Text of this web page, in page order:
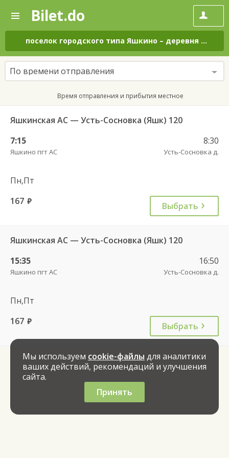
—
Поиск
и
покупка
билетов
на
автобус
онлайн
Bilet.do
поселок городского типа Яшкино – деревня Усть-Сосновка
По времени отправления
Время отправления и прибытия местное
Яшкинская АС — Усть-Сосновка (Яшк) 120
7:15
Яшкино пгт АС
8:30
Усть-Сосновка д.
Пн,Пт
167 руб. Выбрать
Яшкинская АС — Усть-Сосновка (Яшк) 120
15:35
Яшкино пгт АС
16:50
Усть-Сосновка д.
Пн,Пт
167 руб. Выбрать
Мы используем cookie-файлы для аналитики
ваших действий, рекомендаций и улучшения
сайта.
Принять